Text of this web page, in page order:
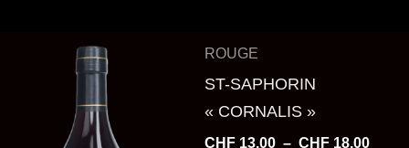
ROUGE
ST-SAPHORIN
« CORNALIS »
CHF 13.00 – CHF 18.00
Ce